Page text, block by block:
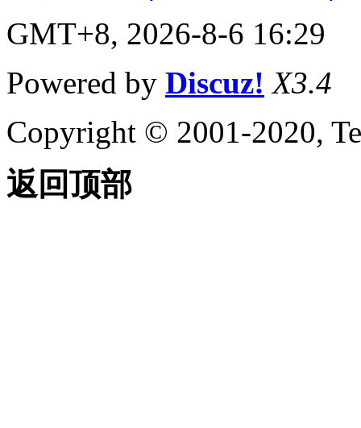
GMT+8, 2026-8-6 16:29
Powered by Discuz! X3.4
Copyright © 2001-2020,
返回顶部